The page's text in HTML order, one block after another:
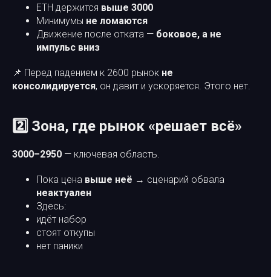
ETH держится выше 3000
Минимумы не ломаются
Движение после отката — боковое, а не
импульс вниз
📌 Перед падением к 2600 рынок не
консолидируется, он давит и ускоряется. Этого нет.
2️⃣ Зона, где рынок «решает всё»
3000–2950 — ключевая область.
Пока цена выше неё → сценарий обвала
неактуален
Здесь:
идёт набор
стоят откупы
нет паники